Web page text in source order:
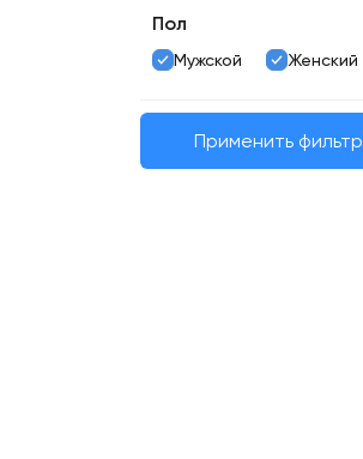
Пол
Мужской Женский
Применить фильтр